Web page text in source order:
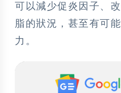
可以減少促炎因子、
脂的狀況，甚至有可
力。